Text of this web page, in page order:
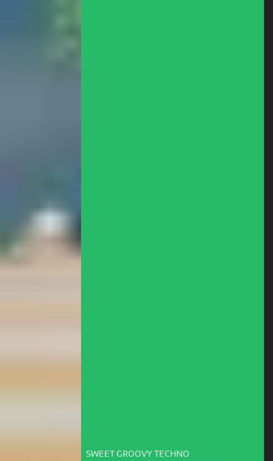
SWEET GROOVY TECHNO